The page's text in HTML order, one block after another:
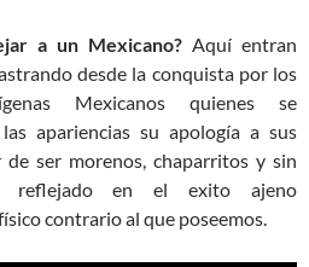
a un Mexicano? Aquí entran
desde la conquista por los
Mexicanos quienes se
apariencias su apología a sus
de ser morenos, chaparritos y sin
reflejado en el exito ajeno
contrario al que poseemos.